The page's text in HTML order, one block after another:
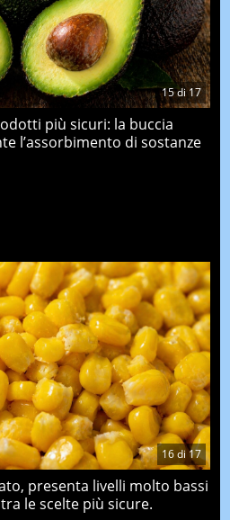
15di17
più sicuri: la buccia
l’assorbimento di sostanze
16di17
presenta livelli molto bassi
le scelte più sicure.